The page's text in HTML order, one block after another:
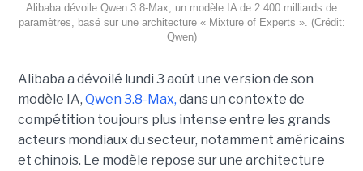
Alibaba dévoile Qwen 3.8-Max, un modèle IA de 2 400 milliards de
paramètres, basé sur une architecture « Mixture of Experts ». (Crédit:
Qwen)
Alibaba a dévoilé lundi 3 août une version de son
modèle IA, Qwen 3.8-Max, dans un contexte de
compétition toujours plus intense entre les grands
acteurs mondiaux du secteur, notamment américains
et chinois. Le modèle repose sur une architecture